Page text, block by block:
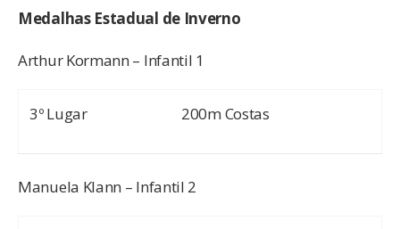
Medalhas Estadual de Inverno
Arthur Kormann – Infantil 1
3º Lugar 200m Costas
Manuela Klann – Infantil 2